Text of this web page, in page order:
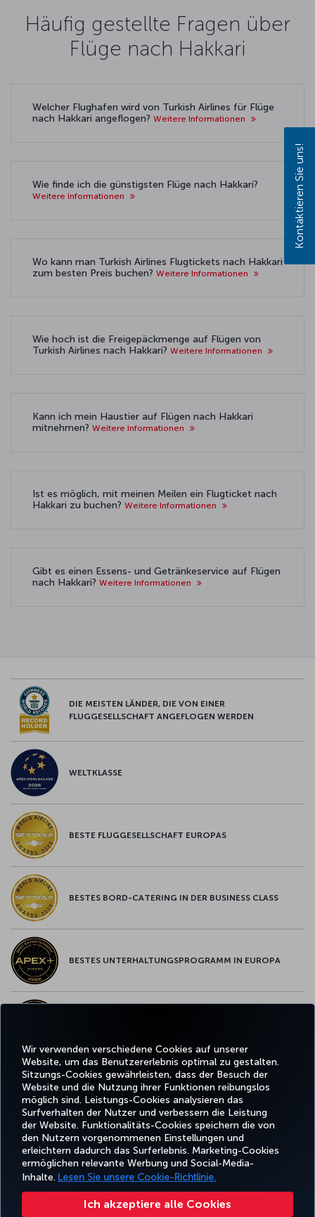
Wir verwenden verschiedene Cookies auf unserer
Website, um das Benutzererlebnis optimal zu gestalten.
Sitzungs-Cookies gewährleisten, dass der Besuch der
Website und die Nutzung ihrer Funktionen reibungslos
möglich sind. Leistungs-Cookies analysieren das
Surfverhalten der Nutzer und verbessern die Leistung
der Website. Funktionalitäts-Cookies speichern die von
den Nutzern vorgenommenen Einstellungen und
erleichtern dadurch das Surferlebnis. Marketing-Cookies
ermöglichen relevante Werbung und Social-Media-
Inhalte. Lesen Sie unsere Cookie-Richtlinie.
Ich akzeptiere alle Cookies
Häufig gestellte Fragen über
Flüge nach Hakkari
Welcher Flughafen wird von Turkish Airlines für Flüge
nach Hakkari angeflogen? Weitere Informationen
Wie finde ich die günstigsten Flüge nach Hakkari?
Weitere Informationen
Wo kann man Turkish Airlines Flugtickets nach Hakkari
zum besten Preis buchen? Weitere Informationen
Wie hoch ist die Freigepäckmenge auf Flügen von
Turkish Airlines nach Hakkari? Weitere Informationen
Kann ich mein Haustier auf Flügen nach Hakkari
mitnehmen? Weitere Informationen
Ist es möglich, mit meinen Meilen ein Flugticket nach
Hakkari zu buchen? Weitere Informationen
Gibt es einen Essens- und Getränkeservice auf Flügen
nach Hakkari? Weitere Informationen
DIE MEISTEN LÄNDER, DIE VON EINER
FLUGGESELLSCHAFT ANGEFLOGEN WERDEN
WELTKLASSE
BESTE FLUGGESELLSCHAFT EUROPAS
BESTES BORD-CATERING IN DER BUSINESS CLASS
BESTES UNTERHALTUNGSPROGRAMM IN EUROPA
Facebook
TwitterInstagram
YouTubeLinkedIn
TikTokBlog
BUCHEN
UND
VERWALTEN
ERLEBNIS
ANGEBOTE
UND
REISEZIELE
HILFE
TURKISH
AIRLINES
HOLIDAYS
Kontaktieren Sie uns!